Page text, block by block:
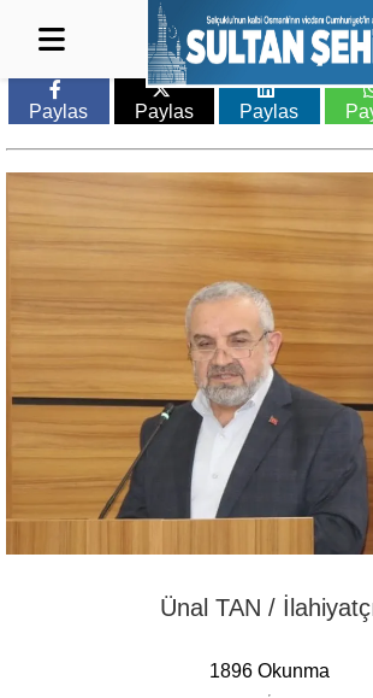
Paylas Paylas Paylas
Ünal TAN /
1896 Okunma